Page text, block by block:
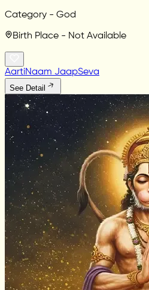
Category - God
Birth Place - Not Available
AartiNaam JaapSeva
See Detail